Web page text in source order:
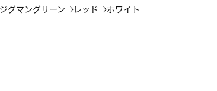
グマングリーン⇒レッド⇒ホワイト